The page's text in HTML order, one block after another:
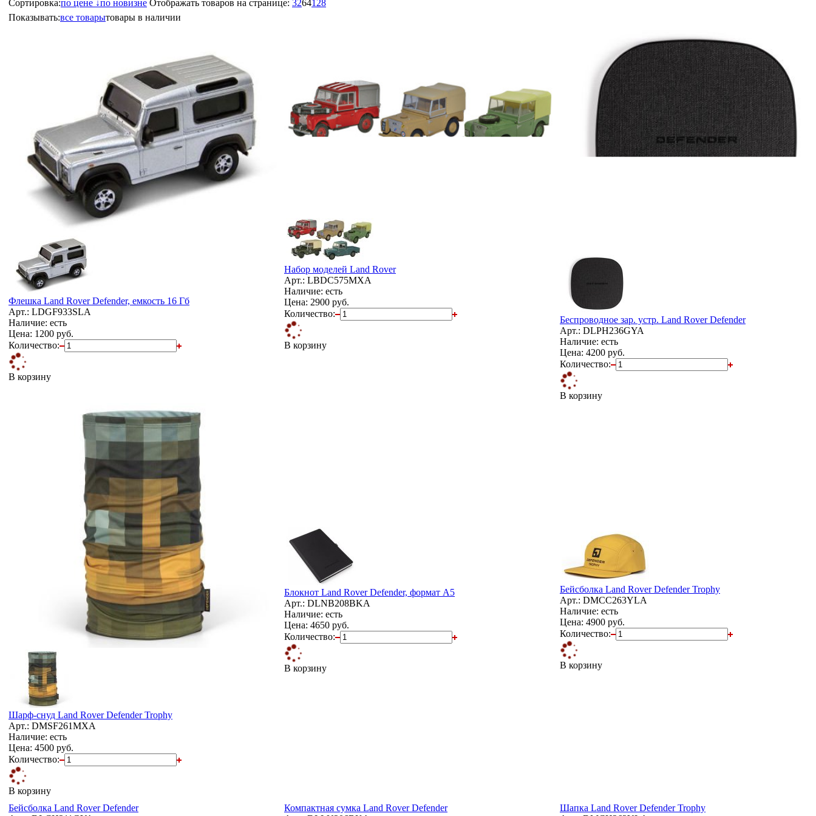
Сортировка:по цене ↓по новизне Отображать товаров на странице: 3264128
Показывать:все товарытовары в наличии
Флешка Land Rover Defender, емкость 16 Гб
Арт.: LDGF933SLA
Наличие: есть
Цена: 1200 руб.
Количество:
В корзину
Набор моделей Land Rover
Арт.: LBDC575MXA
Наличие: есть
Цена: 2900 руб.
Количество:
В корзину
Беспроводное зар. устр. Land Rover Defender
Арт.: DLPH236GYA
Наличие: есть
Цена: 4200 руб.
Количество:
В корзину
Шарф-снуд Land Rover Defender Trophy
Арт.: DMSF261MXA
Наличие: есть
Цена: 4500 руб.
Количество:
В корзину
Блокнот Land Rover Defender, формат А5
Арт.: DLNB208BKA
Наличие: есть
Цена: 4650 руб.
Количество:
В корзину
Бейсболка Land Rover Defender Trophy
Арт.: DMCC263YLA
Наличие: есть
Цена: 4900 руб.
Количество:
В корзину
Бейсболка Land Rover Defender
Компактная сумка Land Rover Defender
Шапка Land Rover Defender Trophy